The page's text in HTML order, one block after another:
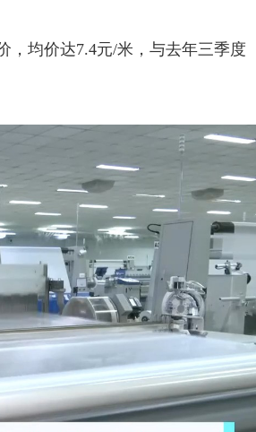
均价达7.4元/米，与去年三季度